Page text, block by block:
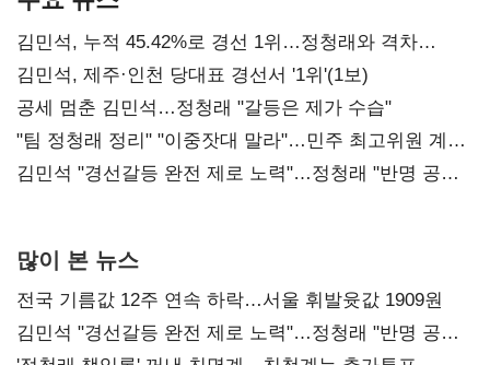
김민석, 누적 45.42%로 경선 1위…정청래와 격차
0.86%p(2보)
김민석, 제주·인천 당대표 경선서 '1위'(1보)
공세 멈춘 김민석…정청래 "갈등은 제가 수습"
"팀 정청래 정리" "이중잣대 말라"…민주 최고위원 계파
다툼 격화
김민석 "경선갈등 완전 제로 노력"…정청래 "반명 공세
많이 본 뉴스
전국 기름값 12주 연속 하락…서울 휘발윳값 1909원
김민석 "경선갈등 완전 제로 노력"…정청래 "반명 공세